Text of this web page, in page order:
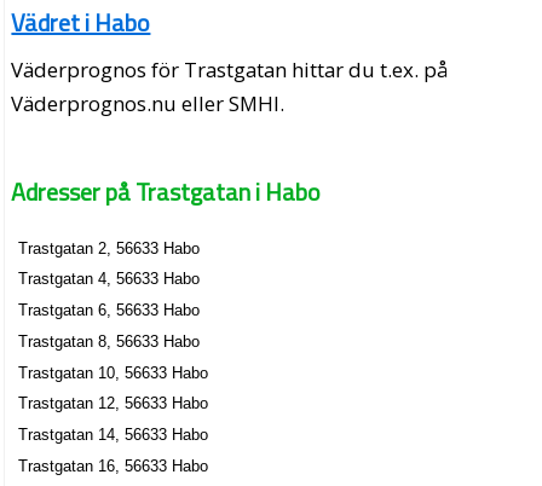
Vädret i Habo
Väderprognos för Trastgatan hittar du t.ex. på
Väderprognos.nu eller SMHI.
Adresser på Trastgatan i Habo
Trastgatan 2, 56633 Habo
Trastgatan 4, 56633 Habo
Trastgatan 6, 56633 Habo
Trastgatan 8, 56633 Habo
Trastgatan 10, 56633 Habo
Trastgatan 12, 56633 Habo
Trastgatan 14, 56633 Habo
Trastgatan 16, 56633 Habo